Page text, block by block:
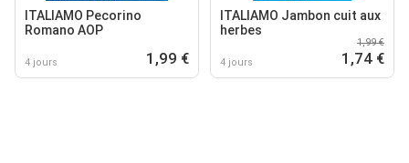
ITALIAMO Pecorino
Romano AOP
4 jours 1,99 €
ITALIAMO Jambon cuit aux
herbes
4 jours
1,99 €
1,74 €